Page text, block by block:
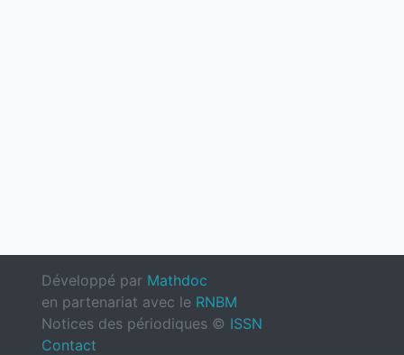
Développé par Mathdoc
en partenariat avec le RNBM
Notices des périodiques © ISSN
Contact